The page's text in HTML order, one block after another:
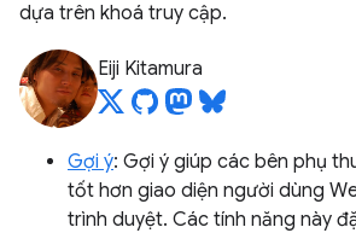
dựa trên khoá truy cập.
Eiji Kitamura
Gợi ý: Gợi ý giúp các bên phụ
tốt hơn giao diện người dùng
trình duyệt. Các tính năng này